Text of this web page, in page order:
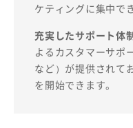
ケティングに集中で
充実したサポート体
よるカスタマーサポ
など）が提供されて
を開始できます。